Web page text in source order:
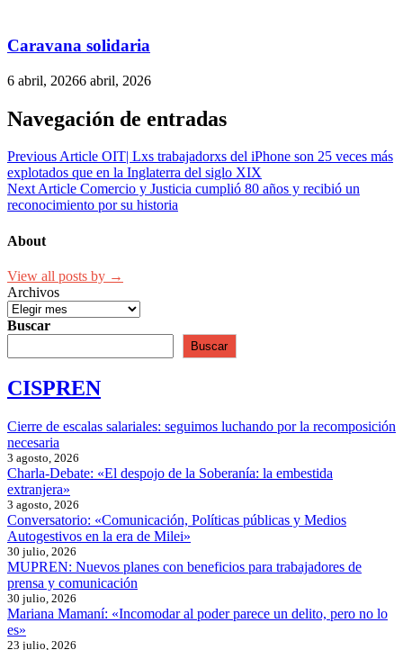
Caravana solidaria
6 abril, 20266 abril, 2026
Navegación de entradas
Previous Article OIT| Lxs trabajadorxs del iPhone son 25 veces más
explotados que en la Inglaterra del siglo XIX
Next Article Comercio y Justicia cumplió 80 años y recibió un
reconocimiento por su historia
About
View all posts by →
Archivos
Buscar
Buscar
CISPREN
Cierre de escalas salariales: seguimos luchando por la recomposición
necesaria
3 agosto, 2026
Charla-Debate: «El despojo de la Soberanía: la embestida
extranjera»
3 agosto, 2026
Conversatorio: «Comunicación, Políticas públicas y Medios
Autogestivos en la era de Milei»
30 julio, 2026
MUPREN: Nuevos planes con beneficios para trabajadores de
prensa y comunicación
30 julio, 2026
Mariana Mamaní: «Incomodar al poder parece un delito, pero no lo
es»
23 julio, 2026